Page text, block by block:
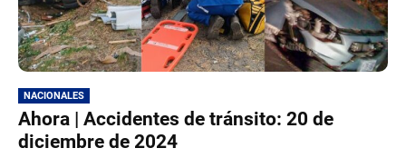
NACIONALES
Ahora | Accidentes de tránsito: 20 de
diciembre de 2024